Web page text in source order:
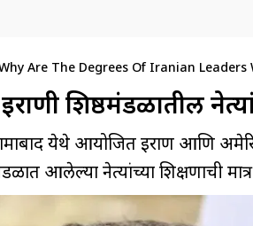
Are The Degrees Of Iranian
शिष्ठमंडळातील
येथे आयोजित इराण आणि
आलेल्या नेत्यांच्या शिक्षणाची